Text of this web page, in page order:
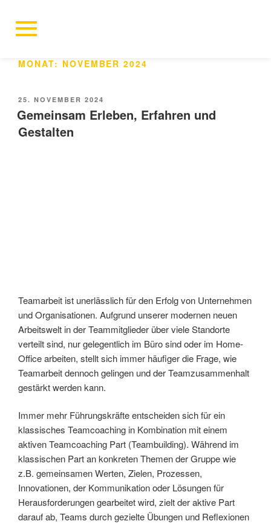
MONAT: NOVEMBER 2024
25. NOVEMBER 2024
Gemeinsam Erleben, Erfahren und
Gestalten
Teamarbeit ist unerlässlich für den Erfolg von Unternehmen
und Organisationen. Aufgrund unserer modernen neuen
Arbeitswelt in der Teammitglieder über viele Standorte
verteilt sind, nur gelegentlich im Büro sind oder im Home-
Office arbeiten, stellt sich immer häufiger die Frage, wie
Teamarbeit dennoch gelingen und der Teamzusammenhalt
gestärkt werden kann.
Immer mehr Führungskräfte entscheiden sich für ein
klassisches Teamcoaching in Kombination mit einem
aktiven Teamcoaching Part (Teambuilding). Während im
klassischen Part an konkreten Themen der Gruppe wie
z.B. gemeinsamen Werten, Zielen, Prozessen,
Innovationen, der Kommunikation oder Lösungen für
Herausforderungen gearbeitet wird, zielt der aktive Part
darauf ab, Teams durch gezielte Übungen und Reflexionen